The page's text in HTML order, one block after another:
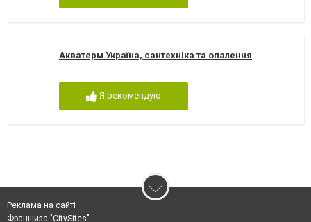
Акватерм Україна, сантехніка та опалення
Я рекомендую
Реклама на сайті
Франшиза "CitySites"